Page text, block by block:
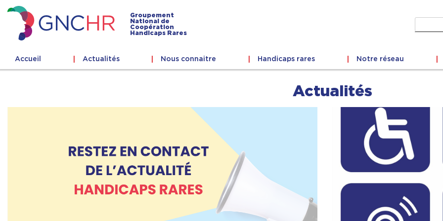
to
content
GNCHR
Groupement
National de
Coopération
Handicaps Rares
Accueil Actualités Nous connaitre Handicaps rares Notre réseau
Actualités